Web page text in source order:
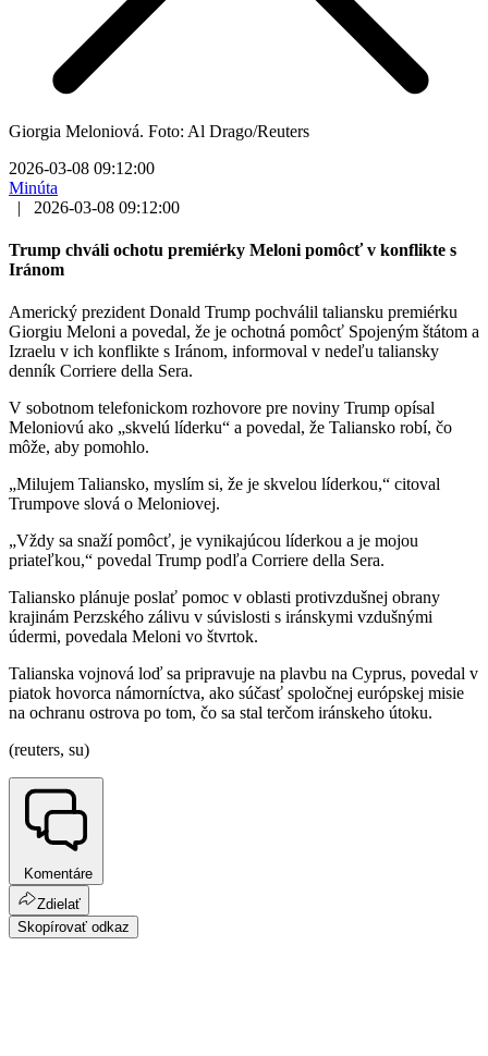
Giorgia Meloniová. Foto: Al Drago/Reuters
2026-03-08 09:12:00
Minúta
|
2026-03-08 09:12:00
Trump chváli ochotu premiérky Meloni pomôcť v konflikte s
Iránom
Americký prezident Donald Trump pochválil taliansku premiérku
Giorgiu Meloni a povedal, že je ochotná pomôcť Spojeným štátom a
Izraelu v ich konflikte s Iránom, informoval v nedeľu taliansky
denník Corriere della Sera.
V sobotnom telefonickom rozhovore pre noviny Trump opísal
Meloniovú ako „skvelú líderku“ a povedal, že Taliansko robí, čo
môže, aby pomohlo.
„Milujem Taliansko, myslím si, že je skvelou líderkou,“ citoval
Trumpove slová o Meloniovej.
„Vždy sa snaží pomôcť, je vynikajúcou líderkou a je mojou
priateľkou,“ povedal Trump podľa Corriere della Sera.
Taliansko plánuje poslať pomoc v oblasti protivzdušnej obrany
krajinám Perzského zálivu v súvislosti s iránskymi vzdušnými
údermi, povedala Meloni vo štvrtok.
Talianska vojnová loď sa pripravuje na plavbu na Cyprus, povedal v
piatok hovorca námorníctva, ako súčasť spoločnej európskej misie
na ochranu ostrova po tom, čo sa stal terčom iránskeho útoku.
(reuters, su)
Komentáre
Zdielať
Skopírovať odkaz